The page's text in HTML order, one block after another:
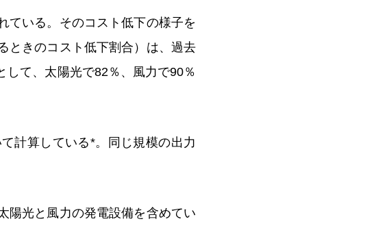
ている。そのコスト低下の様子を
ときのコスト低下割合）は、過去
して、太陽光で82％、風力で90％
計算している*。同じ規模の出力
陽光と風力の発電設備を含めてい